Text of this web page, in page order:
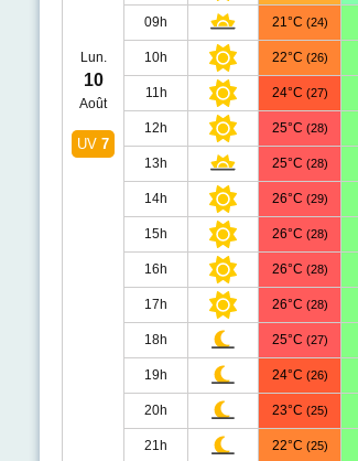
Lun.
10
Août
UV 7
09h 21°C (24)
10h 22°C (26)
11h 24°C (27)
12h 25°C (28)
13h 25°C (28)
14h 26°C (29)
15h 26°C (28)
16h 26°C (28)
17h 26°C (28)
18h 25°C (27)
19h 24°C (26)
20h 23°C (25)
21h 22°C (25)